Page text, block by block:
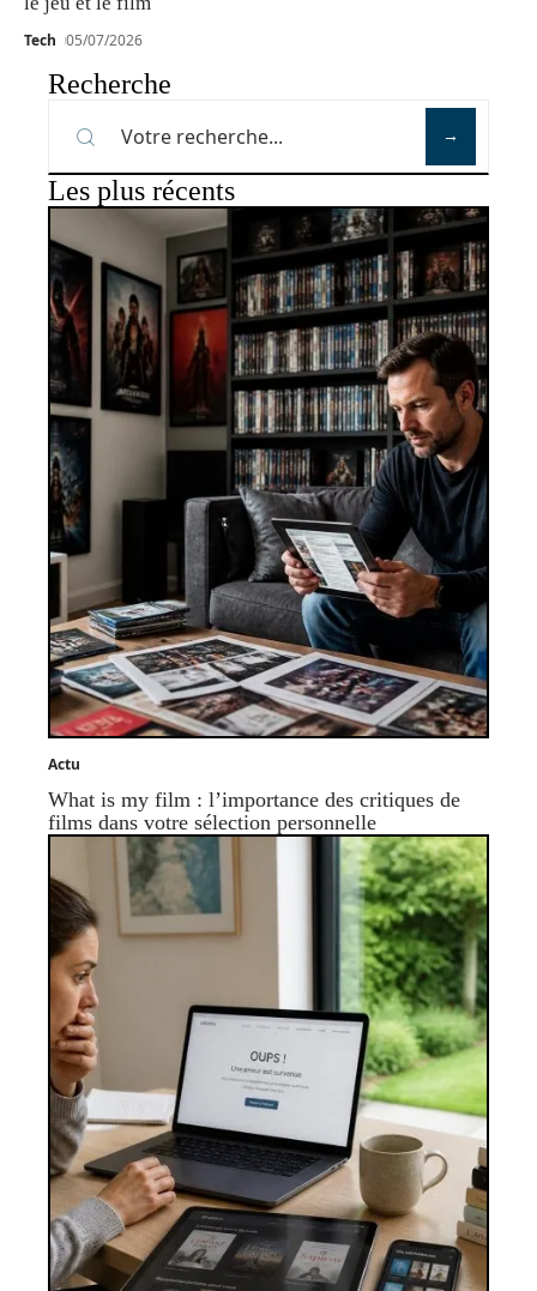
Tech 05/07/2026
Recherche
Les plus récents
Actu
What is my film : l’importance des critiques de
films dans votre sélection personnelle